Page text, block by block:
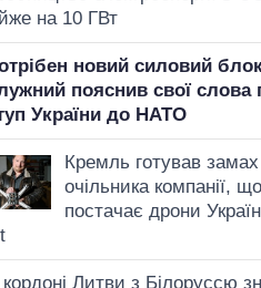
на 10 ГВт
новий силовий
пояснив свої слова
України до НАТО
Кремль готував
очільника компанії, що
постачає дрони
Литви з Білоруссю